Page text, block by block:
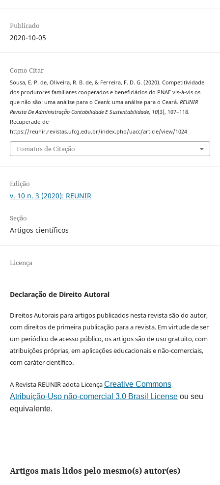
Publicado
2020-10-05
Como Citar
Sousa, E. P. de, Oliveira, R. B. de, & Ferreira, F. D. G. (2020). Competitividade
dos produtores familiares cooperados e beneficiários do PNAE vis-à-vis os
que não são: uma análise para o Ceará: uma análise para o Ceará. REUNIR
Revista De Administração Contabilidade E Sustentabilidade, 10(3), 107–118.
Recuperado de
https://reunir.revistas.ufcg.edu.br/index.php/uacc/article/view/1024
Fomatos de Citação
Edição
v. 10 n. 3 (2020): REUNIR
Seção
Artigos científicos
Licença
Declaração de Direito Autoral
Direitos Autorais para artigos publicados nesta revista são do autor,
com direitos de primeira publicação para a revista. Em virtude de ser
um periódico de acesso público, os artigos são de uso gratuito, com
atribuições próprias, em aplicações educacionais e não-comerciais,
com caráter científico.
A Revista REUNIR adota LicençaCreative Commons
Atribuição-Uso não-comercial 3.0 Brasil Licenseou seu
equivalente.
Artigos mais lidos pelo mesmo(s) autor(es)